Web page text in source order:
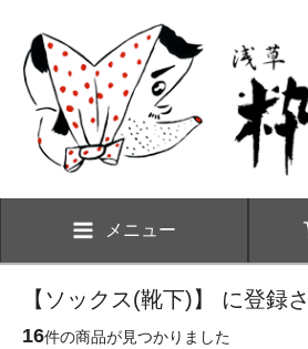
メニュー
【ソックス(靴下)】 に登録
16件の商品が見つかりました